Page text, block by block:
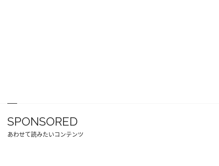
SPONSORED
あわせて読みたいコンテンツ